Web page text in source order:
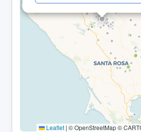
Leaflet | © OpenStreetMap ©